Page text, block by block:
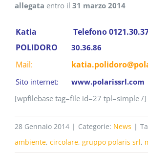
allegata entro il 31 marzo 2014
Katia
POLIDORO
Telefono
30.36.86
Mail:
Sito internet:
www.polarissrl.com
[wpfilebase tag=file id=27 tpl=simple /]
28 Gennaio 2014 | Categorie: News |
ambiente, circolare, gruppo polaris srl,